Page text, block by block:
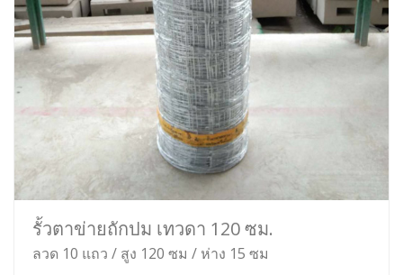
รั้วตาข่ายถักปม เทวดา 120 ซม.
ลวด 10 แถว / สูง 120 ซม / ห่าง 15 ซม